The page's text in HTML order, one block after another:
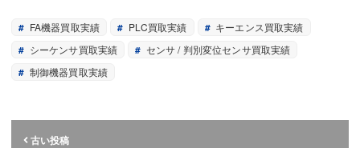
FA機器買取実績 PLC買取実績
キーエンス買取実績
シーケンサ買取実績
センサ / 判別変位センサ買取実績
制御機器買取実績
古い投稿